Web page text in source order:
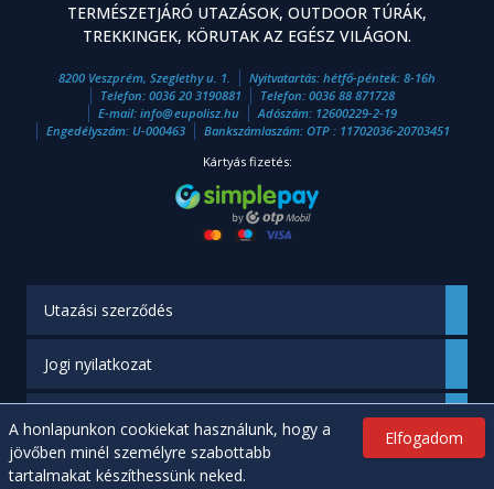
TERMÉSZETJÁRÓ UTAZÁSOK, OUTDOOR TÚRÁK,
TREKKINGEK, KÖRUTAK AZ EGÉSZ VILÁGON.
8200 Veszprém, Szeglethy u. 1.
Nyitvatartás: hétfő-péntek: 8-16h
Telefon: 0036 20 3190881 Telefon: 0036 88 871728
E-mail: info@eupolisz.hu
Adószám: 12600229-2-19
Engedélyszám: U-000463
Bankszámlaszám: OTP : 11702036-20703451
Kártyás fizetés:
Utazási szerződés
Jogi nyilatkozat
Elfogadom
A honlapunkon cookiekat használunk, hogy a
jövőben minél személyre szabottabb
tartalmakat készíthessünk neked.